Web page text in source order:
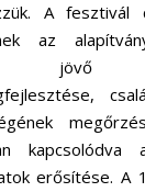
A fesztivál
az
jövő
kapcsolódva
erősítése. A